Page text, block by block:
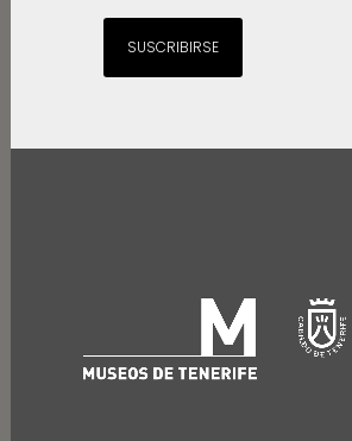
SUSCRIBIRSE